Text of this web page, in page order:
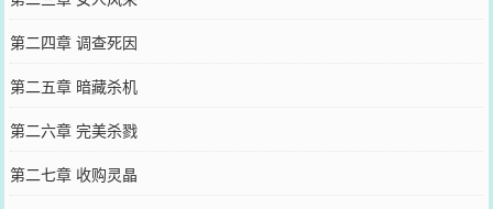
第二四章 调查死因
第二五章 暗藏杀机
第二六章 完美杀戮
第二七章 收购灵晶